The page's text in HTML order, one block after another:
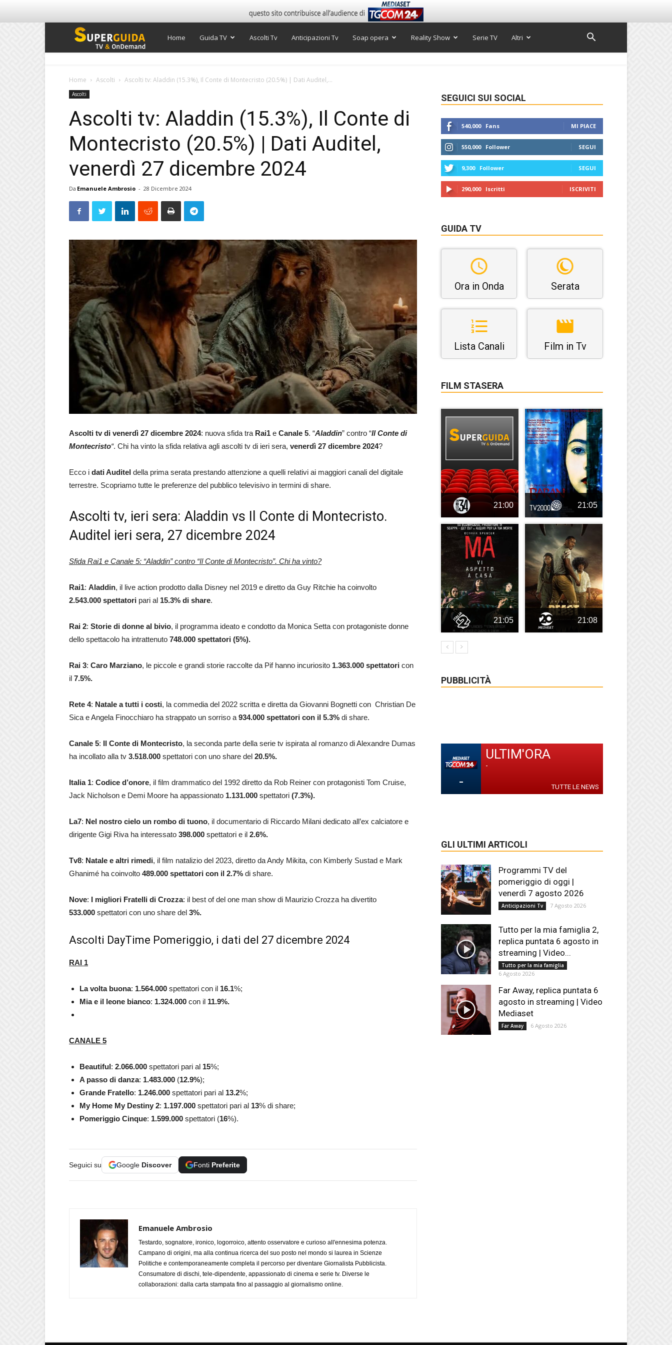
Super
Home Guida TV Ascolti Tv Anticipazioni Tv Soap opera Reality Show Serie TV Altri
Home Ascolti Ascolti tv: Aladdin (15.3%), Il Conte di Montecristo (20.5%) | Dati Auditel,...
Ascolti
Ascolti tv: Aladdin (15.3%), Il Conte di
Montecristo (20.5%) | Dati Auditel,
venerdì 27 dicembre 2024
Da Emanuele Ambrosio - 28 Dicembre 2024
Ascolti tv di venerdì 27 dicembre 2024: nuova sfida tra Rai1 e Canale 5. “Aladdin” contro “Il Conte di
Montecristo“. Chi ha vinto la sfida relativa agli ascolti tv di ieri sera, venerdì 27 dicembre 2024?
Ecco i dati Auditel della prima serata prestando attenzione a quelli relativi ai maggiori canali del digitale
terrestre. Scopriamo tutte le preferenze del pubblico televisivo in termini di share.
Ascolti tv, ieri sera: Aladdin vs Il Conte di Montecristo.
Auditel ieri sera, 27 dicembre 2024
Sfida Rai1 e Canale 5: “Aladdin” contro “Il Conte di Montecristo”. Chi ha vinto?
Rai1: Aladdin, il live action prodotto dalla Disney nel 2019 e diretto da Guy Ritchie ha coinvolto
2.543.000 spettatori pari al 15.3% di share.
Rai 2: Storie di donne al bivio, il programma ideato e condotto da Monica Setta con protagoniste donne
dello spettacolo ha intrattenuto 748.000 spettatori (5%).
Rai 3: Caro Marziano, le piccole e grandi storie raccolte da Pif hanno incuriosito 1.363.000 spettatori con
il 7.5%.
Rete 4: Natale a tutti i costi, la commedia del 2022 scritta e diretta da Giovanni Bognetti con Christian De
Sica e Angela Finocchiaro ha strappato un sorriso a 934.000 spettatori con il 5.3% di share.
Canale 5: Il Conte di Montecristo, la seconda parte della serie tv ispirata al romanzo di Alexandre Dumas
ha incollato alla tv 3.518.000 spettatori con uno share del 20.5%.
Italia 1: Codice d’onore, il film drammatico del 1992 diretto da Rob Reiner con protagonisti Tom Cruise,
Jack Nicholson e Demi Moore ha appassionato 1.131.000 spettatori (7.3%).
La7: Nel nostro cielo un rombo di tuono, il documentario di Riccardo Milani dedicato all’ex calciatore e
dirigente Gigi Riva ha interessato 398.000 spettatori e il 2.6%.
Tv8: Natale e altri rimedi, il film natalizio del 2023, diretto da Andy Mikita, con Kimberly Sustad e Mark
Ghanimé ha coinvolto 489.000 spettatori con il 2.7% di share.
Nove: I migliori Fratelli di Crozza: il best of del one man show di Maurizio Crozza ha divertito
533.000 spettatori con uno share del 3%.
Ascolti DayTime Pomeriggio, i dati del 27 dicembre 2024
RAI 1
La volta buona: 1.564.000 spettatori con il 16.1%;
Mia e il leone bianco: 1.324.000 con il 11.9%.
CANALE 5
Beautiful: 2.066.000 spettatori pari al 15%;
A passo di danza: 1.483.000 (12.9%);
Grande Fratello: 1.246.000 spettatori pari al 13.2%;
My Home My Destiny 2: 1.197.000 spettatori pari al 13% di share;
Pomeriggio Cinque: 1.599.000 spettatori (16%).
Seguici su Google Discover Fonti Preferite
Emanuele Ambrosio
Testardo, sognatore, ironico, logorroico, attento osservatore e curioso all'ennesima potenza.
Campano di origini, ma alla continua ricerca del suo posto nel mondo si laurea in Scienze
Politiche e contemporaneamente completa il percorso per diventare Giornalista Pubblicista.
Consumatore di dischi, tele-dipendente, appassionato di cinema e serie tv. Diverse le
collaborazioni: dalla carta stampata fino al passaggio al giornalismo online.
SEGUICI SUI SOCIAL
540,000 Fans MI PIACE
550,000 Follower SEGUI
9,300 Follower SEGUI
290,000 Iscritti ISCRIVITI
GUIDA TV
Ora in Onda Serata
Lista Canali Film in Tv
FILM STASERA
21:00 21:05
21:05 21:08
PUBBLICITÀ
-
ULTIM'ORA
-
TUTTE LE NEWS
GLI ULTIMI ARTICOLI
Programmi TV del
pomeriggio di oggi |
venerdì 7 agosto 2026
Anticipazioni Tv 7 Agosto 2026
Tutto per la mia famiglia 2,
replica puntata 6 agosto in
streaming | Video...
Tutto per la mia famiglia
6 Agosto 2026
Far Away, replica puntata 6
agosto in streaming | Video
Mediaset
Far Away 6 Agosto 2026